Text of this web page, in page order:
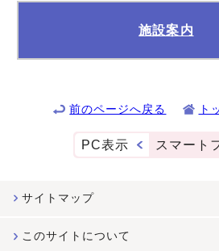
施設案内
前のページへ戻る ト
PC表示 スマート
サイトマップ
このサイトについて